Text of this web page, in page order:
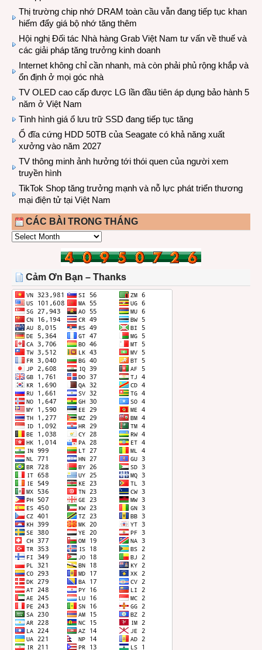
Thị trường chip nhớ DRAM toàn cầu vẫn đang tiếp tục khan
hiếm đẩy giá bộ nhớ tăng thêm
Hội nghị Đối tác Nhà hàng Grab Việt Nam tư vấn về thuế và
các giải pháp tăng trưởng kinh doanh
Internet không chỉ cần nhanh, mà còn phải phủ rộng khắp và
ổn định ở mọi góc nhà
TV OLED cao cấp được LG lần đầu tiên áp dụng bảo hành 5
năm ở Việt Nam
Tình hình giá ổ lưu trữ SSD đang tiếp tục tăng
Ổ đĩa cứng HDD 50TB của Seagate có khả năng xuất
xưởng vào năm 2027
TV thông minh ảnh hưởng tới thói quen của người xem
truyền hình
TikTok Shop tăng trưởng mạnh và nỗ lực phát triển thương
mại điện tử tại Việt Nam
CÁC BÀI TRONG THÁNG
CÁC
THÁNG
Cảm Ơn Bạn – Thanks